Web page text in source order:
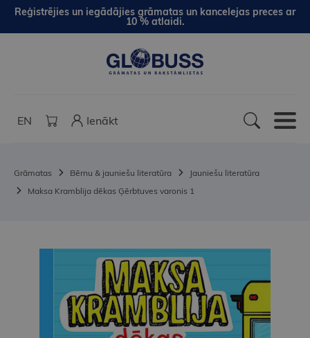
Reģistrējies un iegādājies grāmatas un kancelejas preces ar
10 % atlaidi.
EN Ienākt
Grāmatas Bērnu & jauniešu literatūra
Jauniešu literatūra
Maksa Kramblija dēkas Ģērbtuves varonis 1